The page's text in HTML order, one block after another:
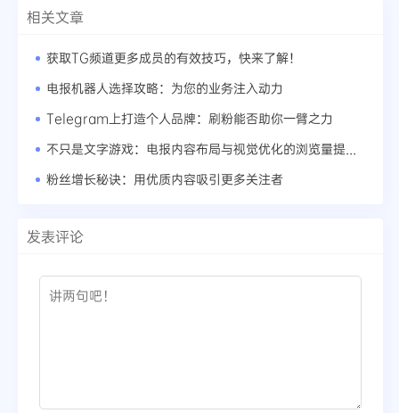
相关文章
获取TG频道更多成员的有效技巧，快来了解！
电报机器人选择攻略：为您的业务注入动力
Telegram上打造个人品牌：刷粉能否助你一臂之力
粉丝增长秘诀：用优质内容吸引更多关注者
发表评论